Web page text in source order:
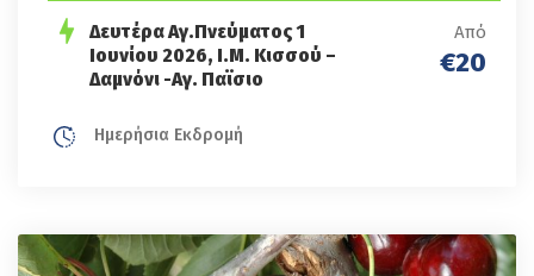
Δευτέρα Αγ.Πνεύματος 1
Ιουνίου 2026, Ι.Μ. Κισσού –
Δαμνόνι -Αγ. Παϊσιο
Από
€20
Ημερήσια Εκδρομή